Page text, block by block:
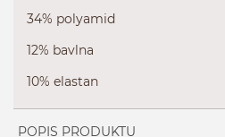
34% polyamid
12% bavlna
10% elastan
POPIS PRODUKTU